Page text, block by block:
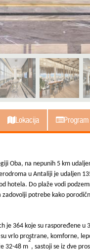
Lokacija
Oba, na nepunih 5 km
u Antaliji je udaljen
hotela. Do plaže vodi
potrebe kako
je 364 koje su raspoređene u
vrlo prostrane, komforne,
32-48 m
2
, sastoji se iz dve